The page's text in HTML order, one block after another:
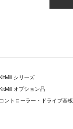
KitMill シリーズ
KitMill オプション品
コントローラー・ドライブ基板